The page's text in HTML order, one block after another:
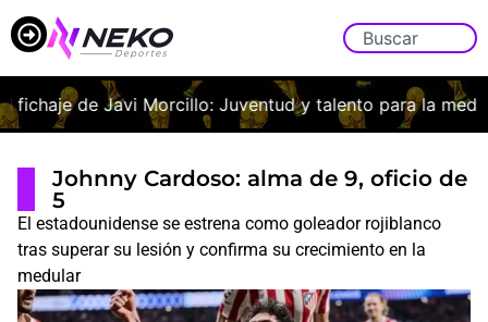
de Javi Morcillo: Juventud y talento para la
Johnny Cardoso: alma de 9, oficio de
5
El estadounidense se estrena como goleador rojiblanco
tras superar su lesión y confirma su crecimiento en la
medular